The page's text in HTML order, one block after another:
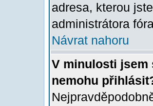
adresa, kterou
administrátora
Návrat nahoru
V minulosti jsem
nemohu